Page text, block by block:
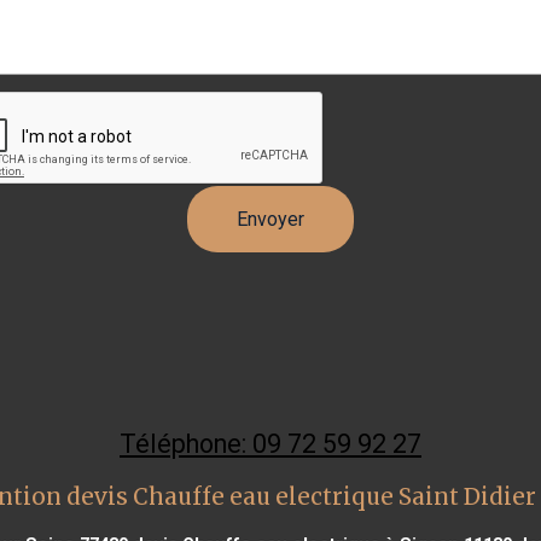
Téléphone: 09 72 59 92 27
devis Chauffe eau electrique Saint